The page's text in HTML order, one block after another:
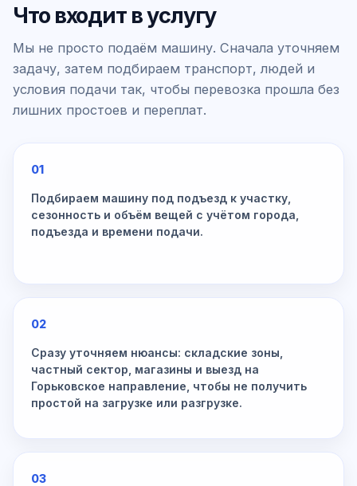
Что входит в услугу
Мы не просто подаём машину. Сначала уточняем
задачу, затем подбираем транспорт, людей и
условия подачи так, чтобы перевозка прошла без
лишних простоев и переплат.
01
Подбираем машину под подъезд к участку,
сезонность и объём вещей с учётом города,
подъезда и времени подачи.
02
Сразу уточняем нюансы: складские зоны,
частный сектор, магазины и выезд на
Горьковское направление, чтобы не получить
простой на загрузке или разгрузке.
03